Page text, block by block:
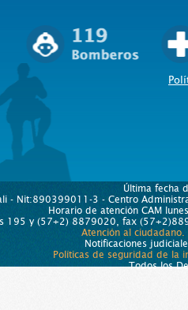
Última fecha
- Nit:890399011-3 - Centro
Horario de atención CAM
195 y (57+2) 8879020, fax
Atención al ciudadano.
Notificaciones
Políticas de seguridad de la
Todos los